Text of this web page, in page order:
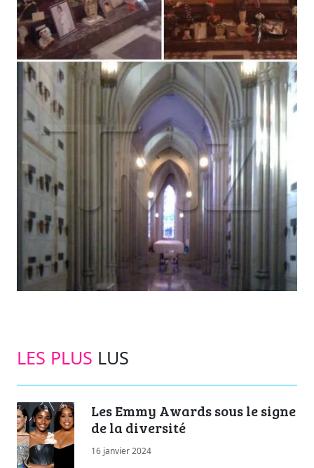
LES PLUS LUS
Les Emmy Awards sous le signe
de la diversité
16 janvier 2024